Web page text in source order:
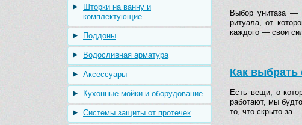
Шторки на ванну и
комплектующие
Поддоны
Водосливная арматура
Аксессуары
Кухонные мойки и оборудование
Системы защиты от протечек
Выбор унитаза —
ритуала, от
каждого — свои
Как выбрать
Есть вещи, о
работают, мы
то, что скрыто за…